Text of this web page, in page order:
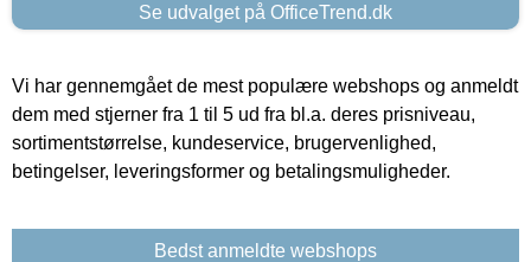
Se udvalget på OfficeTrend.dk
Vi har gennemgået de mest populære webshops og anmeldt
dem med stjerner fra 1 til 5 ud fra bl.a. deres prisniveau,
sortimentstørrelse, kundeservice, brugervenlighed,
betingelser, leveringsformer og betalingsmuligheder.
Bedst anmeldte webshops